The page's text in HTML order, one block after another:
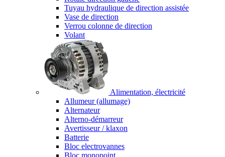
Tuyau hydraulique de direction assistée
Vase de direction
Verrou colonne de direction
Volant
Alimentation, électricité
Allumeur (allumage)
Alternateur
Alterno-démarreur
Avertisseur / klaxon
Batterie
Bloc electrovannes
Bloc monopoint